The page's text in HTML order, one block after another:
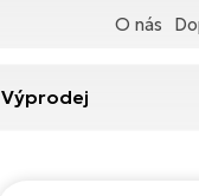
O nás
Výprodej